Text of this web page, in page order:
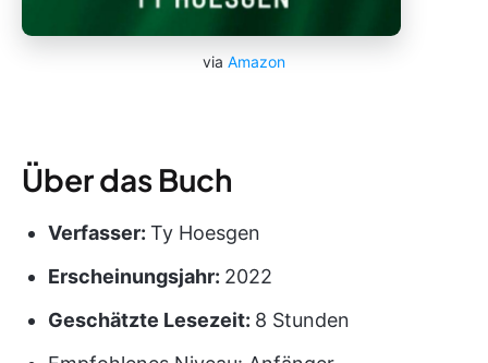
via Amazon
Über das Buch
Verfasser: Ty Hoesgen
Erscheinungsjahr: 2022
Geschätzte Lesezeit: 8 Stunden